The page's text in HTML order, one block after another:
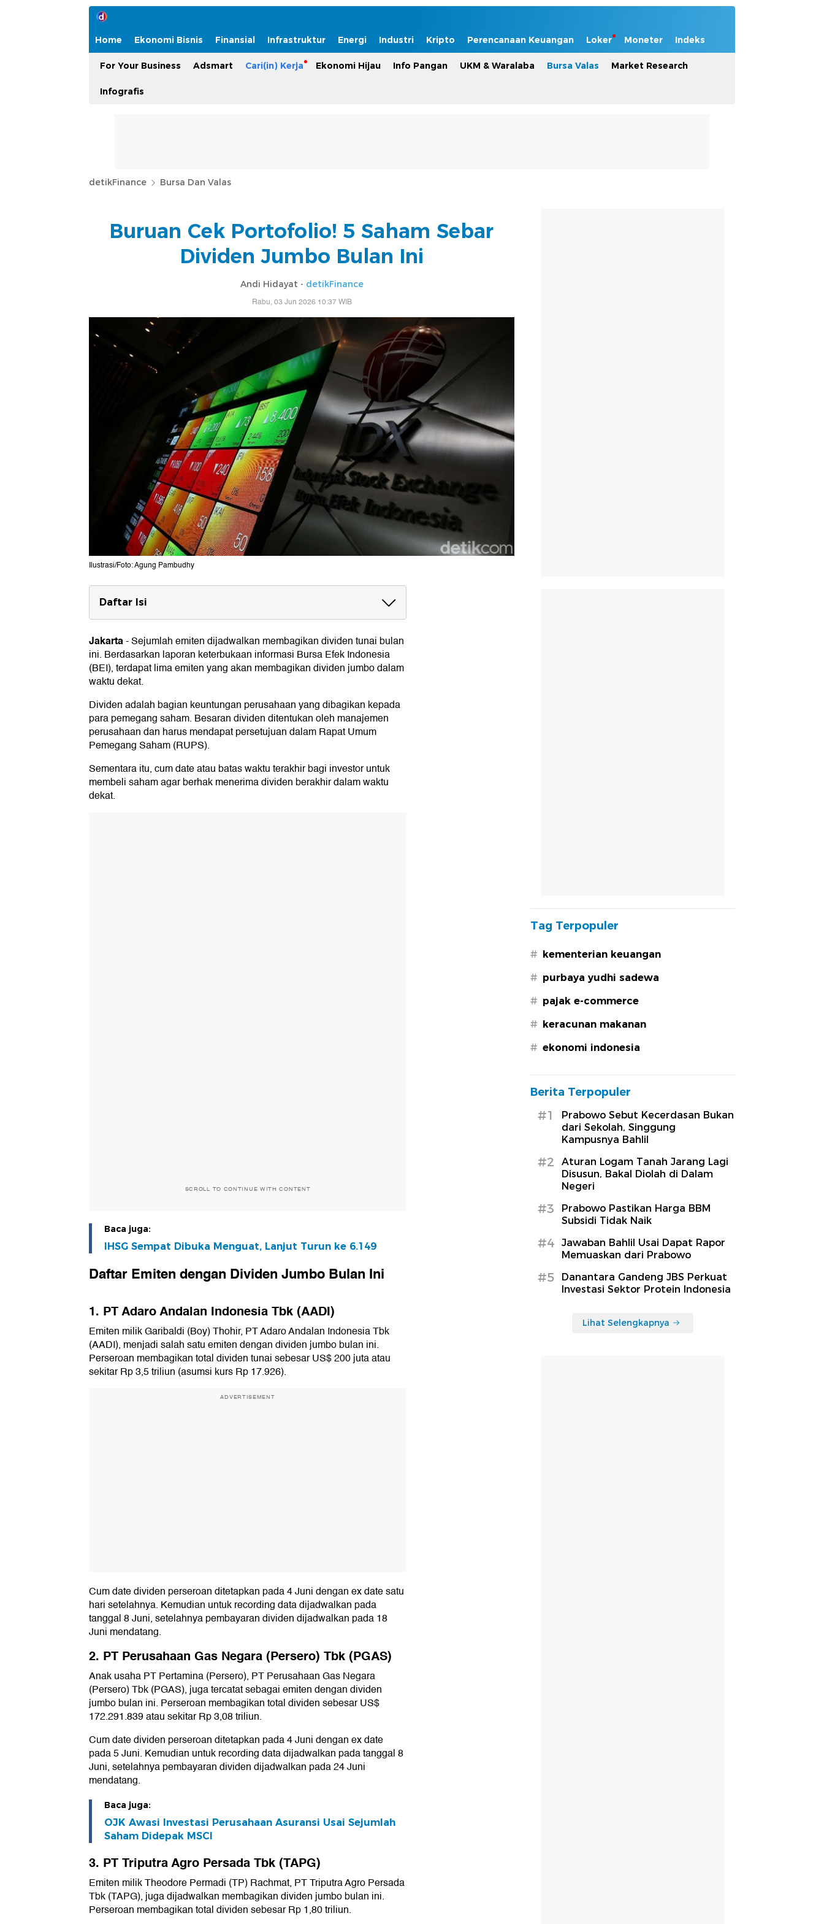
Home Ekonomi Bisnis Finansial Infrastruktur Energi Industri Kripto Perencanaan Keuangan Loker Moneter Indeks
For Your Business Adsmart Cari(in) Kerja Ekonomi Hijau Info Pangan UKM & Waralaba Bursa Valas Market Research
Infografis
detikFinance Bursa Dan Valas
Buruan Cek Portofolio! 5 Saham Sebar
Dividen Jumbo Bulan Ini
Andi Hidayat - detikFinance
Rabu, 03 Jun 2026 10:37 WIB
Ilustrasi/Foto: Agung Pambudhy
Daftar Isi
Daftar Emiten dengan Dividen Jumbo Bulan Ini
1. PT Adaro Andalan Indonesia Tbk (AADI)
2. PT Perusahaan Gas Negara (Persero) Tbk (PGAS)
3. PT Triputra Agro Persada Tbk (TAPG)
4. PT Indocement Tunggal Prakarsa Tbk (INTP)
5. PT Kalbe Farma Tbk (KLBF)
Jakarta-Sejumlah emiten dijadwalkan membagikan dividen tunai bulan
ini. Berdasarkan laporan keterbukaan informasi Bursa Efek Indonesia
(BEI), terdapat lima emiten yang akan membagikan dividen jumbo dalam
waktu dekat.
Dividen adalah bagian keuntungan perusahaan yang dibagikan kepada
para pemegang saham. Besaran dividen ditentukan oleh manajemen
perusahaan dan harus mendapat persetujuan dalam Rapat Umum
Pemegang Saham (RUPS).
Sementara itu, cum date atau batas waktu terakhir bagi investor untuk
membeli saham agar berhak menerima dividen berakhir dalam waktu
dekat.
SCROLL TO CONTINUE WITH CONTENT
Baca juga:
IHSG Sempat Dibuka Menguat, Lanjut Turun ke 6.149
Daftar Emiten dengan Dividen Jumbo Bulan Ini
1. PT Adaro Andalan Indonesia Tbk (AADI)
Emiten milik Garibaldi (Boy) Thohir, PT Adaro Andalan Indonesia Tbk
(AADI), menjadi salah satu emiten dengan dividen jumbo bulan ini.
Perseroan membagikan total dividen tunai sebesar US$ 200 juta atau
sekitar Rp 3,5 triliun (asumsi kurs Rp 17.926).
ADVERTISEMENT
Cum date dividen perseroan ditetapkan pada 4 Juni dengan ex date satu
hari setelahnya. Kemudian untuk recording data dijadwalkan pada
tanggal 8 Juni, setelahnya pembayaran dividen dijadwalkan pada 18
Juni mendatang.
2. PT Perusahaan Gas Negara (Persero) Tbk (PGAS)
Anak usaha PT Pertamina (Persero), PT Perusahaan Gas Negara
(Persero) Tbk (PGAS), juga tercatat sebagai emiten dengan dividen
jumbo bulan ini. Perseroan membagikan total dividen sebesar US$
172.291.839 atau sekitar Rp 3,08 triliun.
Cum date dividen perseroan ditetapkan pada 4 Juni dengan ex date
pada 5 Juni. Kemudian untuk recording data dijadwalkan pada tanggal 8
Juni, setelahnya pembayaran dividen dijadwalkan pada 24 Juni
mendatang.
Baca juga:
OJK Awasi Investasi Perusahaan Asuransi Usai Sejumlah
Saham Didepak MSCI
3. PT Triputra Agro Persada Tbk (TAPG)
Emiten milik Theodore Permadi (TP) Rachmat, PT Triputra Agro Persada
Tbk (TAPG), juga dijadwalkan membagikan dividen jumbo bulan ini.
Perseroan membagikan total dividen sebesar Rp 1,80 triliun.
Tag Terpopuler
# kementerian keuangan
# purbaya yudhi sadewa
# pajak e-commerce
# keracunan makanan
# ekonomi indonesia
Berita Terpopuler
#1
Prabowo Sebut Kecerdasan Bukan
dari Sekolah, Singgung
Kampusnya Bahlil
#2
Aturan Logam Tanah Jarang Lagi
Disusun, Bakal Diolah di Dalam
Negeri
#3
Prabowo Pastikan Harga BBM
Subsidi Tidak Naik
#4
Jawaban Bahlil Usai Dapat Rapor
Memuaskan dari Prabowo
#5
Danantara Gandeng JBS Perkuat
Investasi Sektor Protein Indonesia
Lihat Selengkapnya